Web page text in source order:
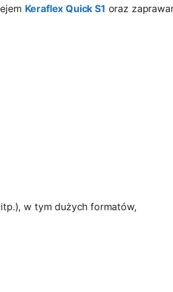
Keraflex Quick S1 oraz
w tym dużych formatów,